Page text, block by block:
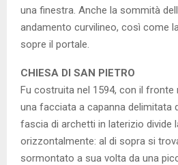
una finestra. Anche la sommità
andamento curvilineo, così come
sopre il portale.
CHIESA DI SAN PIETRO
Fu costruita nel 1594, con il
una facciata a capanna delimitata
fascia di archetti in laterizio divide
orizzontalmente: al di sopra si
sormontato a sua volta da una